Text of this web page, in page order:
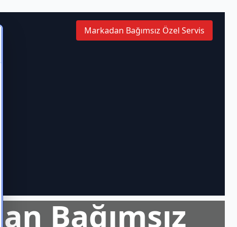
Markadan Bağımsız Özel Servis
Bağımsız